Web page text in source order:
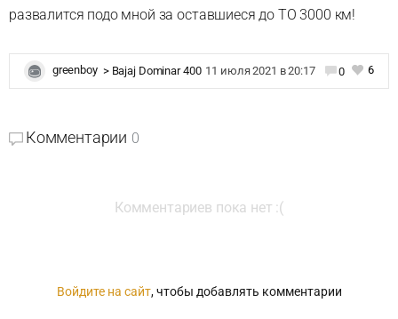
развалится подо мной за оставшиеся до ТО 3000 км!
greenboy > Bajaj Dominar 400 11 июля 2021 в 20:17 0 6
Комментарии 0
Комментариев пока нет :(
Войдите на сайт, чтобы добавлять комментарии